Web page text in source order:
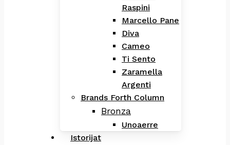
Raspini
Marcello Pane
Diva
Cameo
Ti Sento
Zaramella
Argenti
Brands Forth Column
Bronza
Unoaerre
Istorijat